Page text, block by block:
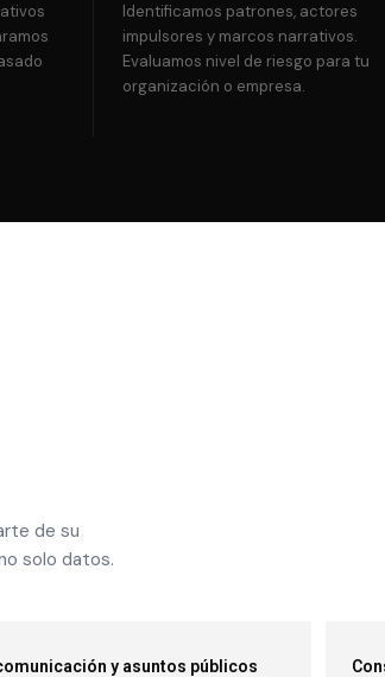
Identificamos patrones, actores
impulsores y marcos narrativos.
Evaluamos nivel de riesgo para tu
organización o empresa.
de su
solo datos.
y asuntos públicos